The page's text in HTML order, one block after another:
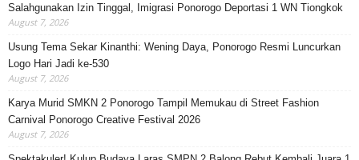
Salahgunakan Izin Tinggal, Imigrasi Ponorogo Deportasi 1 WN Tiongkok
August 7, 2026
Usung Tema Sekar Kinanthi: Wening Daya, Ponorogo Resmi Luncurkan
Logo Hari Jadi ke-530
August 7, 2026
Karya Murid SMKN 2 Ponorogo Tampil Memukau di Street Fashion
Carnival Ponorogo Creative Festival 2026
August 7, 2026